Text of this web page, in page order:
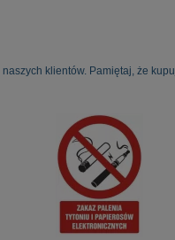
klientów. Pamiętaj, że